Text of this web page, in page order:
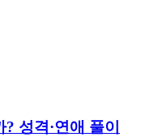
성격·연애 풀이